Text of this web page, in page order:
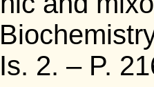
2. – P.